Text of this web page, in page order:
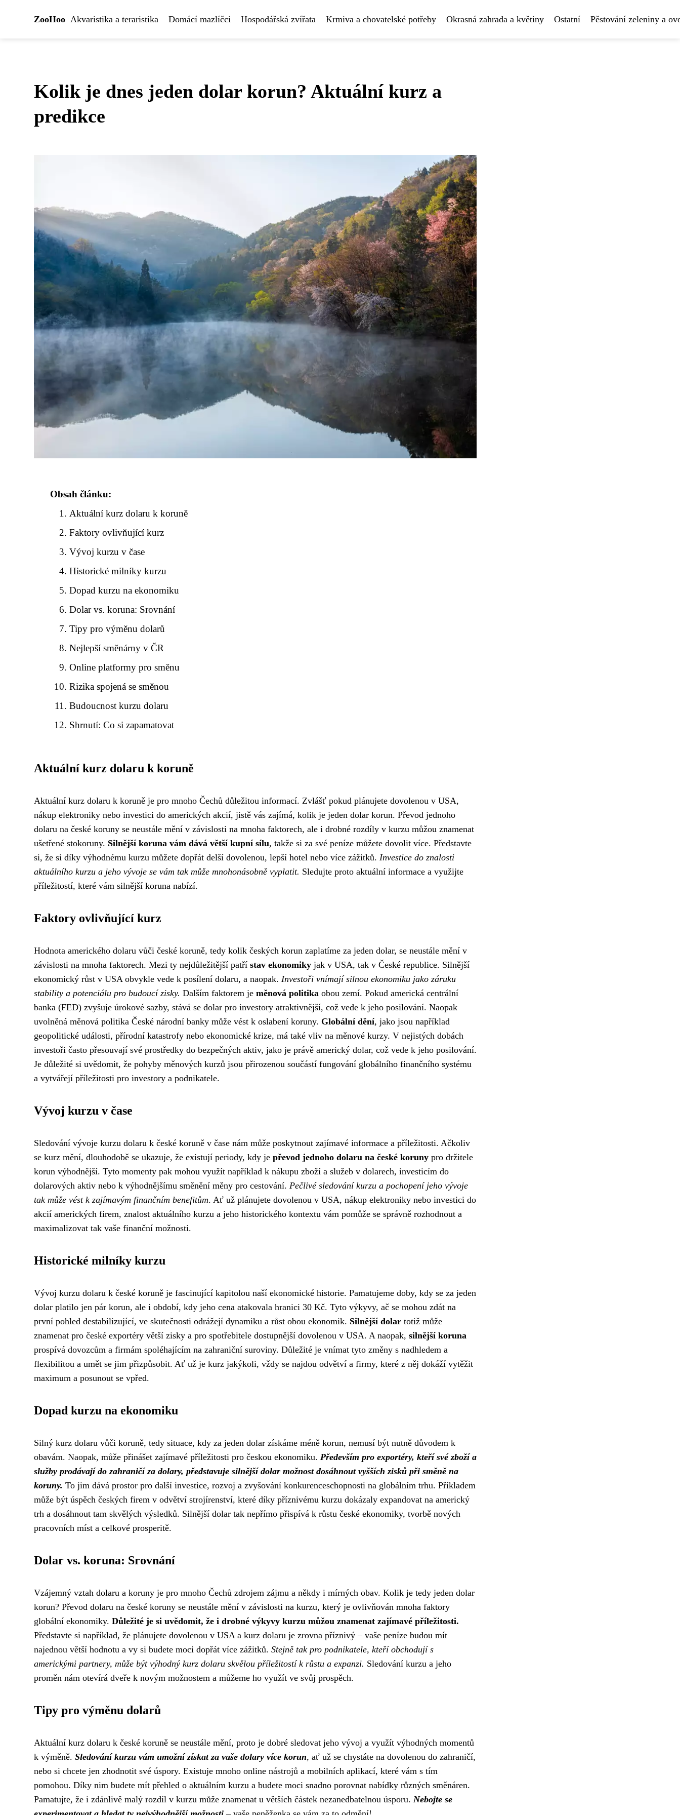
ZooHoo Akvaristika a teraristika Domácí mazlíčci Hospodářská zvířata Krmiva a chovatelské potřeby Okrasná zahrada a květiny Ostatní Pěstování zeleniny a
Kolik je dnes jeden dolar korun? Aktuální kurz a
predikce
Obsah článku:
Aktuální kurz dolaru k koruně
Faktory ovlivňující kurz
Vývoj kurzu v čase
Historické milníky kurzu
Dopad kurzu na ekonomiku
Dolar vs. koruna: Srovnání
Tipy pro výměnu dolarů
Nejlepší směnárny v ČR
Online platformy pro směnu
Rizika spojená se směnou
Budoucnost kurzu dolaru
Shrnutí: Co si zapamatovat
Aktuální kurz dolaru k koruně
Aktuální kurz dolaru k koruně je pro mnoho Čechů důležitou informací. Zvlášť pokud plánujete dovolenou v USA,
nákup elektroniky nebo investici do amerických akcií, jistě vás zajímá, kolik je jeden dolar korun. Převod jednoho
dolaru na české koruny se neustále mění v závislosti na mnoha faktorech, ale i drobné rozdíly v kurzu můžou znamenat
ušetřené stokoruny. Silnější koruna vám dává větší kupní sílu, takže si za své peníze můžete dovolit více. Představte
si, že si díky výhodnému kurzu můžete dopřát delší dovolenou, lepší hotel nebo více zážitků. Investice do znalosti
aktuálního kurzu a jeho vývoje se vám tak může mnohonásobně vyplatit. Sledujte proto aktuální informace a využijte
příležitostí, které vám silnější koruna nabízí.
Faktory ovlivňující kurz
Hodnota amerického dolaru vůči české koruně, tedy kolik českých korun zaplatíme za jeden dolar, se neustále mění v
závislosti na mnoha faktorech. Mezi ty nejdůležitější patří stav ekonomiky jak v USA, tak v České republice. Silnější
ekonomický růst v USA obvykle vede k posílení dolaru, a naopak. Investoři vnímají silnou ekonomiku jako záruku
stability a potenciálu pro budoucí zisky. Dalším faktorem je měnová politika obou zemí. Pokud americká centrální
banka (FED) zvyšuje úrokové sazby, stává se dolar pro investory atraktivnější, což vede k jeho posilování. Naopak
uvolněná měnová politika České národní banky může vést k oslabení koruny. Globální dění, jako jsou například
geopolitické události, přírodní katastrofy nebo ekonomické krize, má také vliv na měnové kurzy. V nejistých dobách
investoři často přesouvají své prostředky do bezpečných aktiv, jako je právě americký dolar, což vede k jeho posilování.
Je důležité si uvědomit, že pohyby měnových kurzů jsou přirozenou součástí fungování globálního finančního systému
a vytvářejí příležitosti pro investory a podnikatele.
Vývoj kurzu v čase
Sledování vývoje kurzu dolaru k české koruně v čase nám může poskytnout zajímavé informace a příležitosti. Ačkoliv
se kurz mění, dlouhodobě se ukazuje, že existují periody, kdy je převod jednoho dolaru na české koruny pro držitele
korun výhodnější. Tyto momenty pak mohou využít například k nákupu zboží a služeb v dolarech, investicím do
dolarových aktiv nebo k výhodnějšímu směnění měny pro cestování. Pečlivé sledování kurzu a pochopení jeho vývoje
tak může vést k zajímavým finančním benefitům. Ať už plánujete dovolenou v USA, nákup elektroniky nebo investici do
akcií amerických firem, znalost aktuálního kurzu a jeho historického kontextu vám pomůže se správně rozhodnout a
maximalizovat tak vaše finanční možnosti.
Historické milníky kurzu
Vývoj kurzu dolaru k české koruně je fascinující kapitolou naší ekonomické historie. Pamatujeme doby, kdy se za jeden
dolar platilo jen pár korun, ale i období, kdy jeho cena atakovala hranici 30 Kč. Tyto výkyvy, ač se mohou zdát na
první pohled destabilizující, ve skutečnosti odrážejí dynamiku a růst obou ekonomik. Silnější dolar totiž může
znamenat pro české exportéry větší zisky a pro spotřebitele dostupnější dovolenou v USA. A naopak, silnější koruna
prospívá dovozcům a firmám spoléhajícím na zahraniční suroviny. Důležité je vnímat tyto změny s nadhledem a
flexibilitou a umět se jim přizpůsobit. Ať už je kurz jakýkoli, vždy se najdou odvětví a firmy, které z něj dokáží vytěžit
maximum a posunout se vpřed.
Dopad kurzu na ekonomiku
Silný kurz dolaru vůči koruně, tedy situace, kdy za jeden dolar získáme méně korun, nemusí být nutně důvodem k
obavám. Naopak, může přinášet zajímavé příležitosti pro českou ekonomiku. Především pro exportéry, kteří své zboží a
služby prodávají do zahraničí za dolary, představuje silnější dolar možnost dosáhnout vyšších zisků při směně na
koruny. To jim dává prostor pro další investice, rozvoj a zvyšování konkurenceschopnosti na globálním trhu. Příkladem
může být úspěch českých firem v odvětví strojírenství, které díky příznivému kurzu dokázaly expandovat na americký
trh a dosáhnout tam skvělých výsledků. Silnější dolar tak nepřímo přispívá k růstu české ekonomiky, tvorbě nových
pracovních míst a celkové prosperitě.
Dolar vs. koruna: Srovnání
Vzájemný vztah dolaru a koruny je pro mnoho Čechů zdrojem zájmu a někdy i mírných obav. Kolik je tedy jeden dolar
korun? Převod dolaru na české koruny se neustále mění v závislosti na kurzu, který je ovlivňován mnoha faktory
globální ekonomiky. Důležité je si uvědomit, že i drobné výkyvy kurzu můžou znamenat zajímavé příležitosti.
Představte si například, že plánujete dovolenou v USA a kurz dolaru je zrovna příznivý – vaše peníze budou mít
najednou větší hodnotu a vy si budete moci dopřát více zážitků. Stejně tak pro podnikatele, kteří obchodují s
americkými partnery, může být výhodný kurz dolaru skvělou příležitostí k růstu a expanzi. Sledování kurzu a jeho
proměn nám otevírá dveře k novým možnostem a můžeme ho využít ve svůj prospěch.
Tipy pro výměnu dolarů
Aktuální kurz dolaru k české koruně se neustále mění, proto je dobré sledovat jeho vývoj a využít výhodných momentů
k výměně. Sledování kurzu vám umožní získat za vaše dolary více korun, ať už se chystáte na dovolenou do zahraničí,
nebo si chcete jen zhodnotit své úspory. Existuje mnoho online nástrojů a mobilních aplikací, které vám s tím
pomohou. Díky nim budete mít přehled o aktuálním kurzu a budete moci snadno porovnat nabídky různých směnáren.
Pamatujte, že i zdánlivě malý rozdíl v kurzu může znamenat u větších částek nezanedbatelnou úsporu. Nebojte se